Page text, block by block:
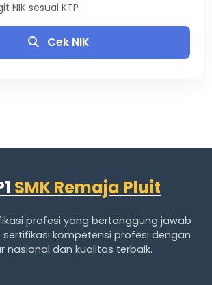
NIK sesuai KTP
Cek NIK
SMK Remaja Pluit
profesi yang bertanggung jawab
kompetensi profesi dengan
nasional dan kualitas terbaik.